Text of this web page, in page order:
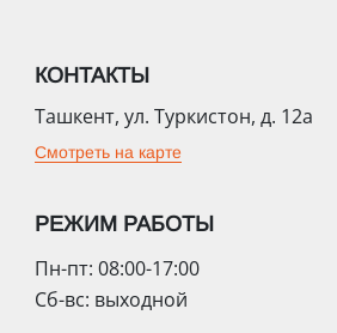
КОНТАКТЫ
Ташкент, ул. Туркистон, д. 12а
Смотреть на карте
РЕЖИМ РАБОТЫ
Пн-пт: 08:00-17:00
Сб-вс: выходной